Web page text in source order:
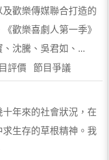
及歡樂傳媒聯合打造的
歡樂喜劇人第一季》
沈騰、吳君如、...
評價 節目爭議
年來的社會狀況，在
生存的草根精神。我